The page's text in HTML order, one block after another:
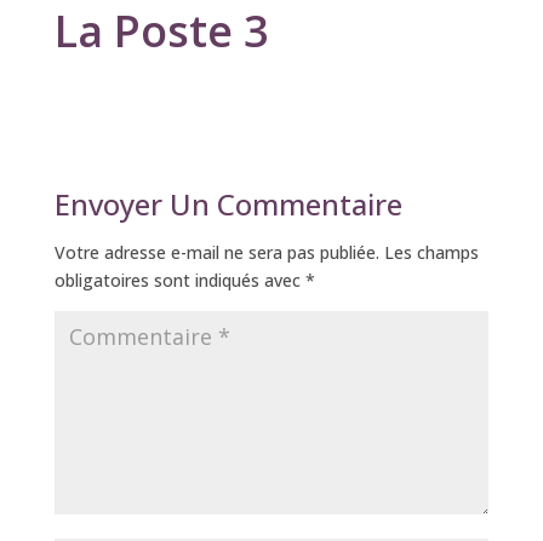
La Poste 3
Envoyer Un Commentaire
Votre adresse e-mail ne sera pas publiée. Les champs
obligatoires sont indiqués avec *